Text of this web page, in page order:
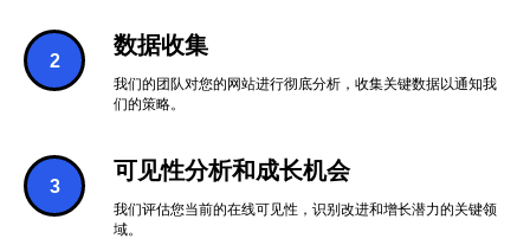
数据收集
我们的团队对您的网站进行彻底分析，收集关键数据以通知我
们的策略。
可见性分析和成长机会
我们评估您当前的在线可见性，识别改进和增长潜力的关键领
域。